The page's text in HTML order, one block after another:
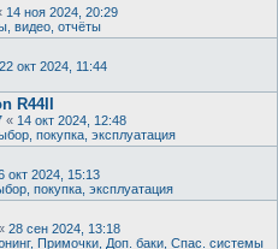
14 ноя 2024, 20:29
видео, отчёты
22 окт 2024, 11:44
R44II
« 14 окт 2024, 12:48
покупка, эксплуатация
окт 2024, 15:13
покупка, эксплуатация
28 сен 2024, 13:18
Примочки, Доп. баки, Спас. системы